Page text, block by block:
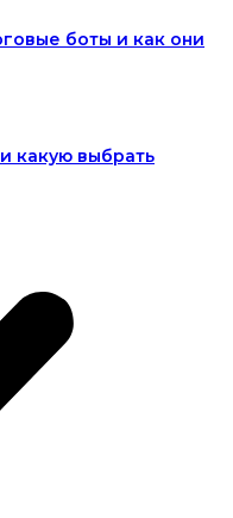
боты и как они
какую выбрать